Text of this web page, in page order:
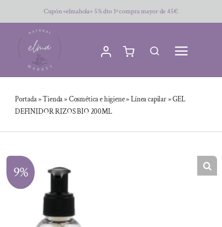
al
contenido
Cupón «elmahola» 5% dto 1ª compra mayor de 45€
Portada»Tienda»Cosmética e higiene»Línea capilar»GEL
DEFINIDOR RIZOS BIO 200ML
9%